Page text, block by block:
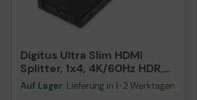
Digitus Ultra Slim HDMI
Splitter, 1x4, 4K/60Hz HDR,
HDCP 2.2, 18 Gbps, Micro
USB Power
Auf Lager: Lieferung in 1-2 Werktagen